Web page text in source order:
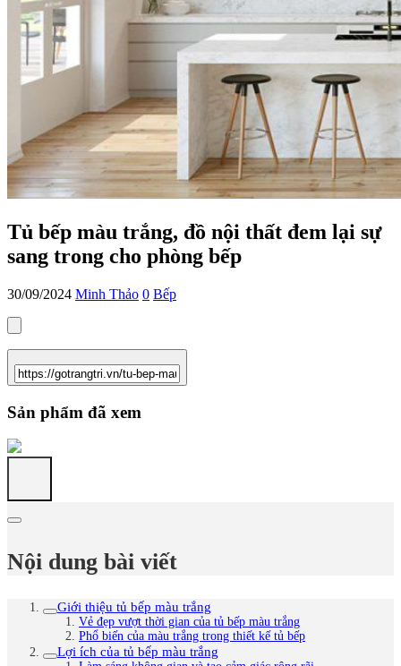
Tủ bếp màu trắng, đồ nội thất đem lại sự
sang trong cho phòng bếp
30/09/2024 Minh Thảo 0 Bếp
Sản phẩm đã xem
Nội dung bài viết
Giới thiệu tủ bếp màu trắng
Vẻ đẹp vượt thời gian của tủ bếp màu trắng
Phổ biến của màu trắng trong thiết kế tủ bếp
Lợi ích của tủ bếp màu trắng